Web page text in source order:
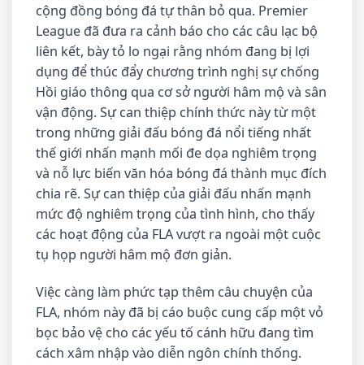
cộng đồng bóng đá tự thân bỏ qua. Premier
League đã đưa ra cảnh báo cho các câu lạc bộ
liên kết, bày tỏ lo ngại rằng nhóm đang bị lợi
dụng để thúc đẩy chương trình nghị sự chống
Hồi giáo thông qua cơ sở người hâm mộ và sân
vận động. Sự can thiệp chính thức này từ một
trong những giải đấu bóng đá nổi tiếng nhất
thế giới nhấn mạnh mối đe dọa nghiêm trọng
và nỗ lực biến văn hóa bóng đá thành mục đích
chia rẽ. Sự can thiệp của giải đấu nhấn mạnh
mức độ nghiêm trọng của tình hình, cho thấy
các hoạt động của FLA vượt ra ngoài một cuộc
tụ họp người hâm mộ đơn giản.
Việc càng làm phức tạp thêm câu chuyện của
FLA, nhóm này đã bị cáo buộc cung cấp một vỏ
bọc bảo vệ cho các yếu tố cánh hữu đang tìm
cách xâm nhập vào diễn ngôn chính thống.